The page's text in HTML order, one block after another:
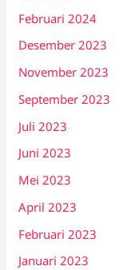
Februari 2024
Desember 2023
November 2023
September 2023
Juli 2023
Juni 2023
Mei 2023
April 2023
Februari 2023
Januari 2023